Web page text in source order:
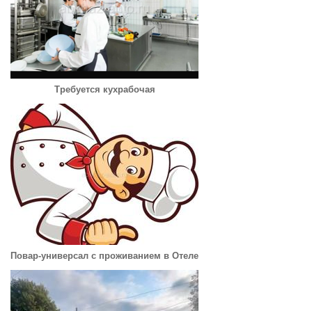
Требуется кухрабочая
Повар-универсал с проживанием в Отеле